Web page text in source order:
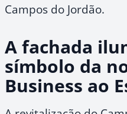
Campos do Jordão.
A fachada
símbolo da
Business ao